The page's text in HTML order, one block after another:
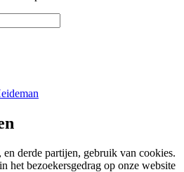
derde partijen, gebruik van cookies.
het bezoekersgedrag op onze website